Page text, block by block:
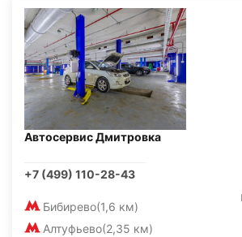
Автосервис Дмитровка
+7 (499) 110-28-43
Бибирево(1,6 км)
Алтуфьево(2,35 км)